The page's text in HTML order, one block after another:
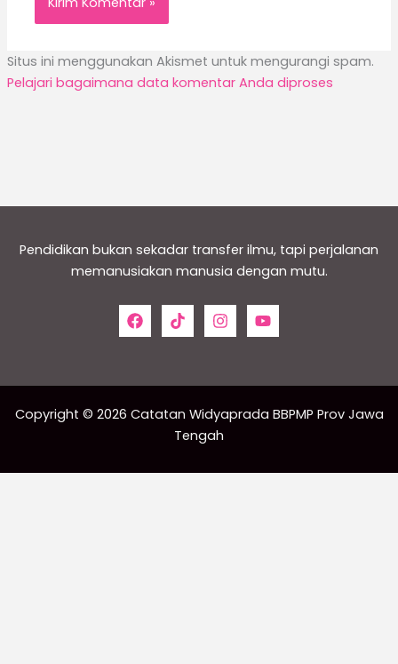
Situs ini menggunakan Akismet untuk mengurangi spam.
Pelajari bagaimana data komentar Anda diproses
Pendidikan bukan sekadar transfer ilmu, tapi perjalanan
memanusiakan manusia dengan mutu.
Copyright © 2026 Catatan Widyaprada BBPMP Prov Jawa
Tengah